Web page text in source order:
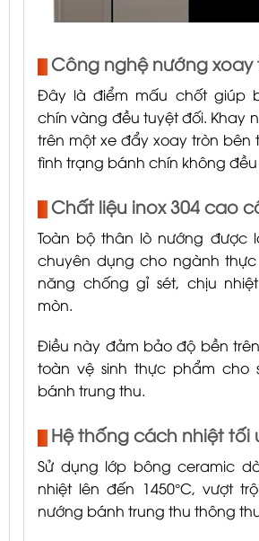
Công nghệ nướng
Đây là điểm mấu chốt giúp
chín vàng đều tuyệt đối. Khay
trên một xe đẩy xoay tròn bên
tình trạng bánh chín không
Chất liệu inox 304 cao
Toàn bộ thân lò nướng được
chuyên dụng cho ngành
năng chống gỉ sét, chịu
mòn.
Điều này đảm bảo độ bền
toàn vệ sinh thực phẩm cho
bánh trung thu.
Hệ thống cách nhiệt tối
Sử dụng lớp bông ceramic
nhiệt lên đến 1450°C, vượt
nướng bánh trung thu thông